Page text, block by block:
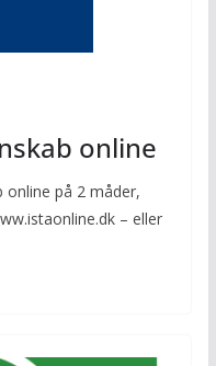
online
online på 2 måder,
– eller